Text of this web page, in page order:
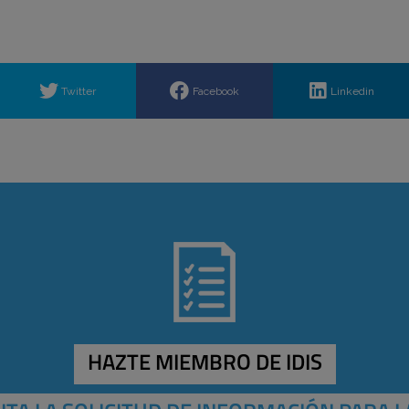
Twitter Facebook Linkedin
HAZTE MIEMBRO DE IDIS